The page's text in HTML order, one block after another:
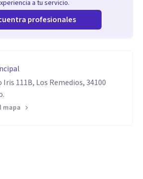
a tu servicio.
profesionales
Iris 111B, Los Remedios, 34100
mapa